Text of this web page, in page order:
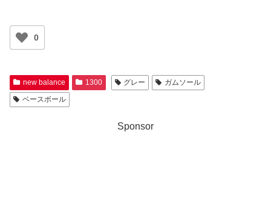
0
new balance 1300 グレー
ガムソール
ベースボール
Sponsor